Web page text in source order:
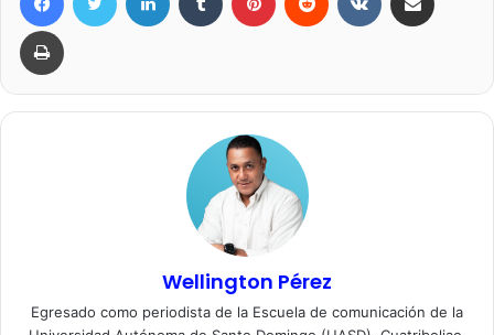
Imprimir
Wellington Pérez
Egresado como periodista de la Escuela de comunicación de la